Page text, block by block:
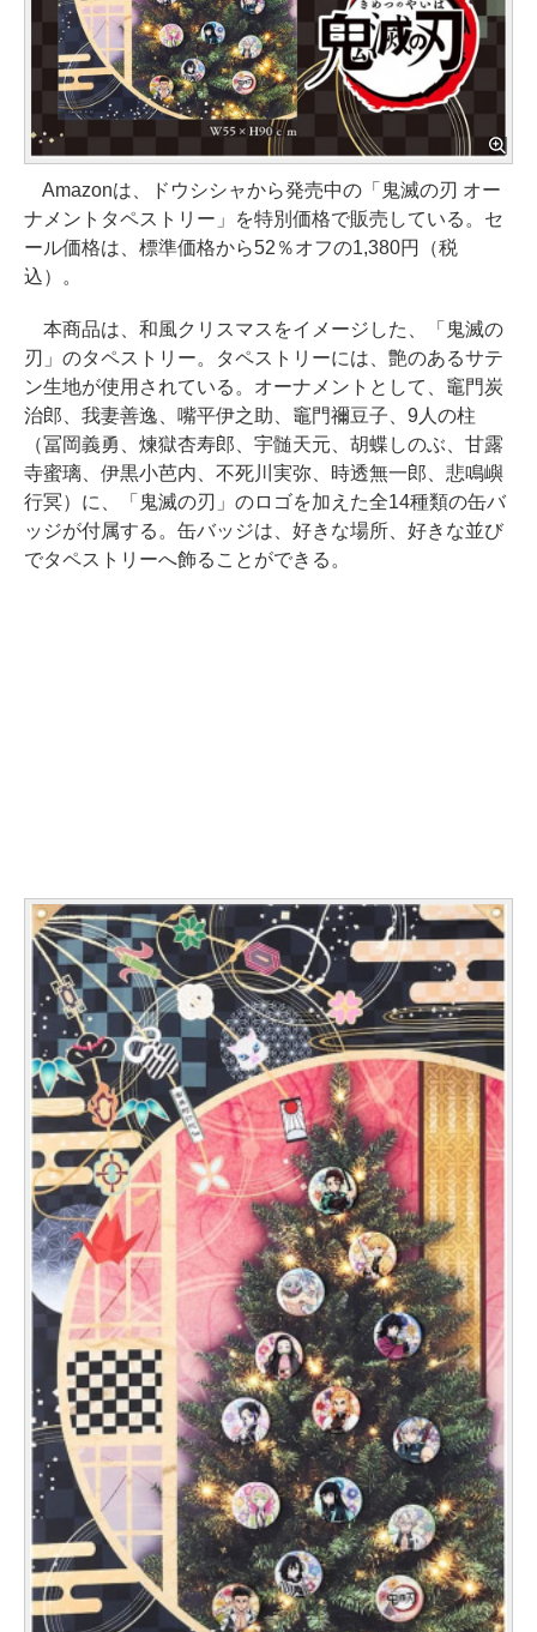
Amazonは、ドウシシャから発売中の「鬼滅の刃 オー
ナメントタペストリー」を特別価格で販売している。セ
ール価格は、標準価格から52％オフの1,380円（税
込）。
本商品は、和風クリスマスをイメージした、「鬼滅の
刃」のタペストリー。タペストリーには、艶のあるサテ
ン生地が使用されている。オーナメントとして、竈門炭
治郎、我妻善逸、嘴平伊之助、竈門禰豆子、9人の柱
（冨岡義勇、煉獄杏寿郎、宇髄天元、胡蝶しのぶ、甘露
寺蜜璃、伊黒小芭内、不死川実弥、時透無一郎、悲鳴嶼
行冥）に、「鬼滅の刃」のロゴを加えた全14種類の缶バ
ッジが付属する。缶バッジは、好きな場所、好きな並び
でタペストリーへ飾ることができる。